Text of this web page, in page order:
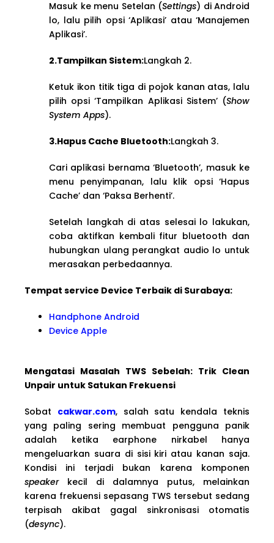
Masuk ke menu Setelan (Settings) di Android
lo, lalu pilih opsi ‘Aplikasi’ atau ‘Manajemen
Aplikasi’.
2.Tampilkan Sistem:Langkah 2.
Ketuk ikon titik tiga di pojok kanan atas, lalu
pilih opsi ‘Tampilkan Aplikasi Sistem’ (Show
System Apps).
3.Hapus Cache Bluetooth:Langkah 3.
Cari aplikasi bernama ‘Bluetooth’, masuk ke
menu penyimpanan, lalu klik opsi ‘Hapus
Cache’ dan ‘Paksa Berhenti’.
Setelah langkah di atas selesai lo lakukan,
coba aktifkan kembali fitur bluetooth dan
hubungkan ulang perangkat audio lo untuk
merasakan perbedaannya.
Tempat service Device Terbaik di Surabaya:
Handphone Android
Device Apple
Mengatasi Masalah TWS Sebelah: Trik Clean
Unpair untuk Satukan Frekuensi
Sobat cakwar.com, salah satu kendala teknis
yang paling sering membuat pengguna panik
adalah ketika earphone nirkabel hanya
mengeluarkan suara di sisi kiri atau kanan saja.
Kondisi ini terjadi bukan karena komponen
speakerkecil di dalamnya putus, melainkan
karena frekuensi sepasang TWS tersebut sedang
terpisah akibat gagal sinkronisasi otomatis
(desync).